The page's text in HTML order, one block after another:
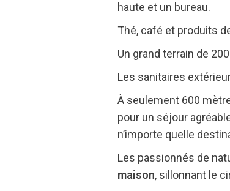
haute et un bureau.
Thé, café et produits
Un grand terrain de
Les sanitaires
À seulement 600
pour un séjour
n’importe quelle
Les passionnés de
maison, sillonnant le